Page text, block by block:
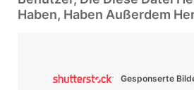
Haben, Haben Außerdem
Gesponserte